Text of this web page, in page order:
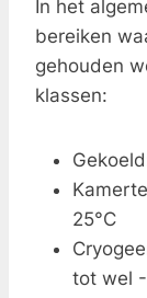
In het
bereiken
gehouden
klassen:
25°C
tot wel -